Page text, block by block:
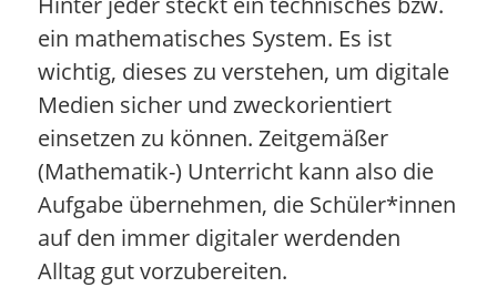
ein mathematisches System. Es ist
wichtig, dieses zu verstehen, um digitale
Medien sicher und zweckorientiert
einsetzen zu können. Zeitgemäßer
(Mathematik-) Unterricht kann also die
Aufgabe übernehmen, die Schüler*innen
auf den immer digitaler werdenden
Alltag gut vorzubereiten.